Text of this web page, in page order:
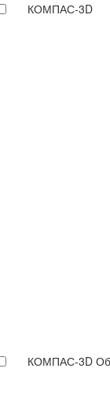
КОМПАС-3D
КОМПАС-3D